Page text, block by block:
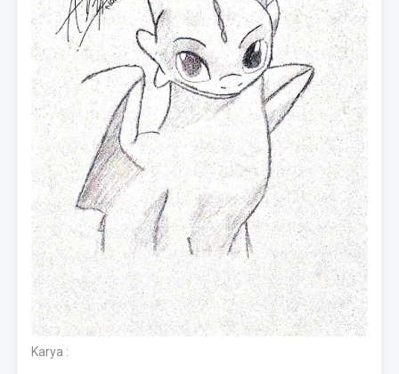
Karya :